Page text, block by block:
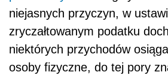
niejasnych przyczyn, w
zryczałtowanym podatku
niektórych przychodów
osoby fizyczne, do tej pory